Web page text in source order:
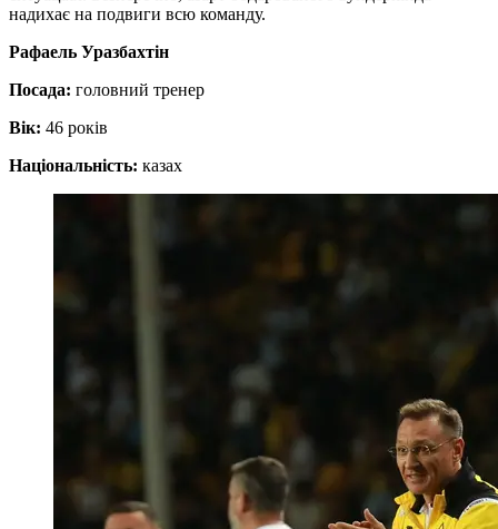
надихає на подвиги всю команду.
Рафаель Уразбахтін
Посада: головний тренер
Вік: 46 років
Національність: казах